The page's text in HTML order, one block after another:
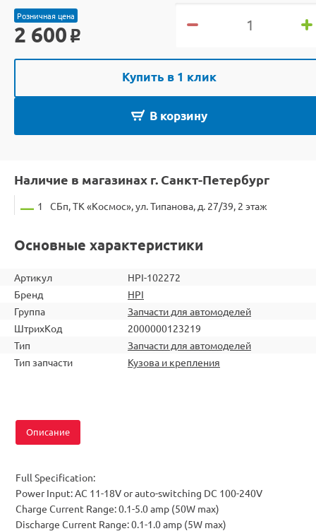
Розничная цена
2 600 o
Купить в 1 клик
В корзину
Наличие в магазинах г. Санкт-Петербург
1 СБп, ТК «Космос», ул. Типанова, д. 27/39, 2 этаж
Основные характеристики
Артикул
HPI-102272
Бренд
HPI
Группа
Запчасти для автомоделей
ШтрихКод
2000000123219
Тип
Запчасти для автомоделей
Тип запчасти
Кузова и крепления
Описание
Full Specification:
Power Input: AC 11-18V or auto-switching DC 100-240V
Charge Current Range: 0.1-5.0 amp (50W max)
Discharge Current Range: 0.1-1.0 amp (5W max)